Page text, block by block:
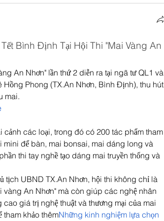
Bình Định Tại Hội Thi "Mai Vàng An
An Nhơn" lần thứ 2 diễn ra tại ngã tư QL1 và
Hồng Phong (TX.An Nhơn, Bình Định), thu hút
mai.
cảnh các loại, trong đó có 200 tác phẩm tham
mini để bàn, mai bonsai, mai dáng long và
thi tay nghề tạo dáng mai truyền thống và
tịch UBND TX.An Nhơn, hội thi không chỉ là
vàng An Nhơn" mà còn giúp các nghệ nhân
giá trị nghệ thuật và thương mại của mai
tham khảo thêmNhững kinh nghiệm lựa chọn